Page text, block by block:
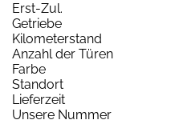
Erst-Zul.
Getriebe
Kilometerstand
Anzahl der Türen
Farbe
Standort
Lieferzeit
Unsere Nummer